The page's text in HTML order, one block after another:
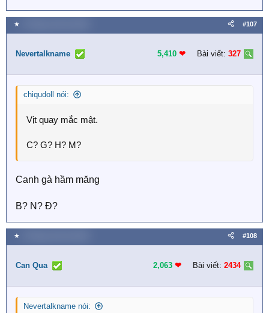
★ #107
Nevertalkname 5,410 ❤︎ Bài viết: 327
chiqudoll nói:
Vịt quay mắc mật.
C? G? H? M?
Canh gà hầm măng
B? N? Đ?
★ #108
Can Qua 2,063 ❤︎ Bài viết: 2434
Nevertalkname nói: